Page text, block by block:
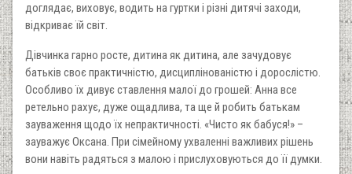
доглядає, виховує, водить на гуртки і різні дитячі заходи,
відкриває їй світ.
Дівчинка гарно росте, дитина як дитина, але зачудовує
батьків своє практичністю, дисциплінованістю і дорослістю.
Особливо їх дивує ставлення малої до грошей: Анна все
ретельно рахує, дуже ощадлива, та ще й робить батькам
зауваження щодо їх непрактичності. «Чисто як бабуся!» –
зауважує Оксана. При сімейному ухваленні важливих рішень
вони навіть радяться з малою і прислуховуються до її думки.